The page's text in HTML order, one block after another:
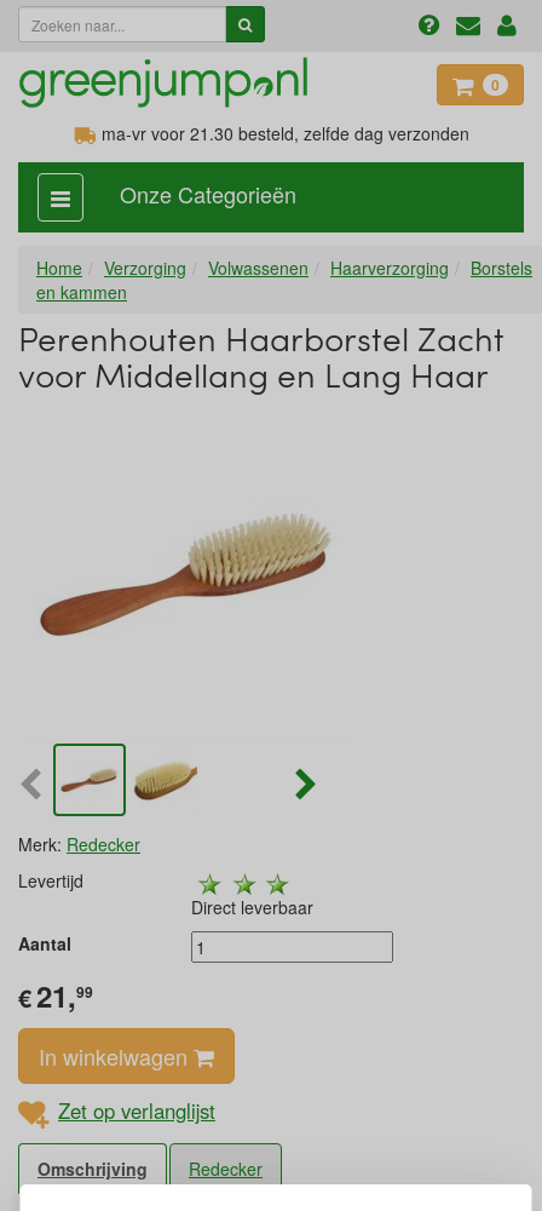
0
ma-vr voor 21.30 besteld, zelfde dag verzonden
categorie
aan,
Onze Categorieën
Home Verzorging Volwassenen Haarverzorging
Borstels
en kammen
Perenhouten Haarborstel Zacht
voor Middellang en Lang Haar
Merk: Redecker
Levertijd
Direct leverbaar
Aantal
€21,99
In winkelwagen
Zet op verlanglijst
Omschrijving Redecker